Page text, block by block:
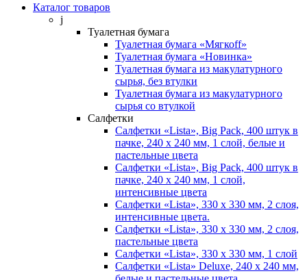
Каталог товаров
j
Туалетная бумага
Туалетная бумага «Мягкоff»
Туалетная бумага «Новинка»
Туалетная бумага из макулатурного
сырья, без втулки
Туалетная бумага из макулатурного
сырья со втулкой
Салфетки
Салфетки «Lista», Big Pack, 400 штук в
пачке, 240 х 240 мм, 1 слой, белые и
пастельные цвета
Салфетки «Lista», Big Pack, 400 штук в
пачке, 240 х 240 мм, 1 слой,
интенсивные цвета
Салфетки «Lista», 330 х 330 мм, 2 слоя,
интенсивные цвета.
Салфетки «Lista», 330 х 330 мм, 2 слоя,
пастельные цвета
Салфетки «Lista», 330 х 330 мм, 1 слой
Салфетки «Lista» Deluxe, 240 х 240 мм,